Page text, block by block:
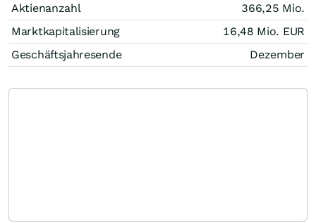
Aktienanzahl
366,25 Mio.
Marktkapitalisierung
16,48 Mio. EUR
Geschäftsjahresende
Dezember